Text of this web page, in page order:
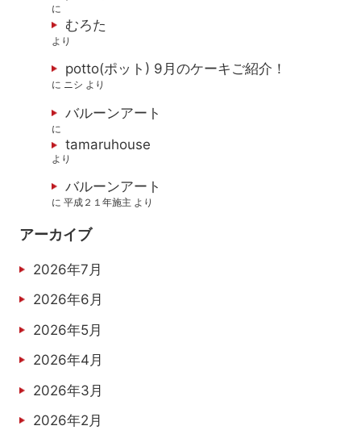
に
むろた
より
potto(ポット) 9月のケーキご紹介！
に ニシ より
バルーンアート
に
tamaruhouse
より
バルーンアート
に平成２１年施主 より
アーカイブ
2026年7月
2026年6月
2026年5月
2026年4月
2026年3月
2026年2月